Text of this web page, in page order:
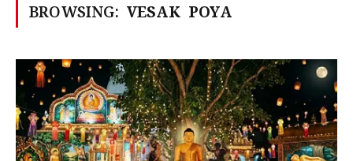
BROWSING: VESAK POYA